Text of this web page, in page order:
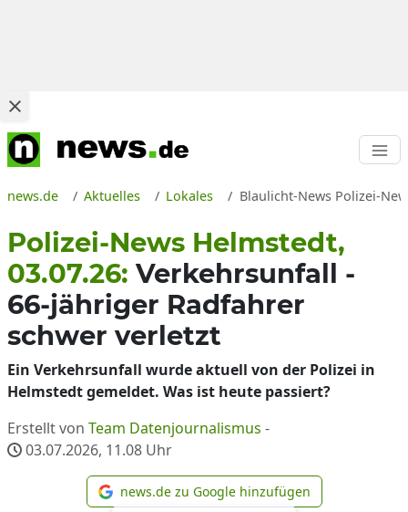
news.de Aktuelles Lokales Blaulicht-News Polizei-
Polizei-News Helmstedt,
03.07.26: Verkehrsunfall -
66-jähriger Radfahrer
schwer verletzt
Ein Verkehrsunfall wurde aktuell von der Polizei in
Helmstedt gemeldet. Was ist heute passiert?
Erstellt von Team Datenjournalismus -
03.07.2026, 11.08 Uhr
news.de zu Google
news.de zu Google hinzufügen